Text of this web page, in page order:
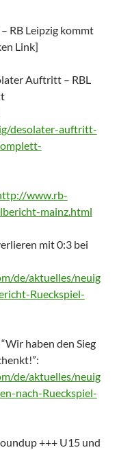
RB Leipzig kommt
Link]
Auftritt – RBL
desolater-auftritt-
www.rb-
mainz.html
mit 0:3 bei
de/aktuelles/neuig
Rueckspiel-
haben den Sieg
de/aktuelles/neuig
nach-Rueckspiel-
+++ U15 und